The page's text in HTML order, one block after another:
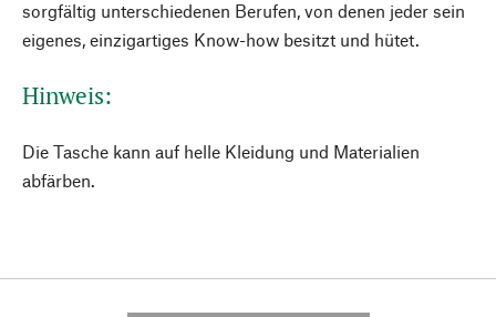
sorgfältig unterschiedenen Berufen, von denen jeder sein
eigenes, einzigartiges Know-how besitzt und hütet.
Hinweis:
Die Tasche kann auf helle Kleidung und Materialien
abfärben.